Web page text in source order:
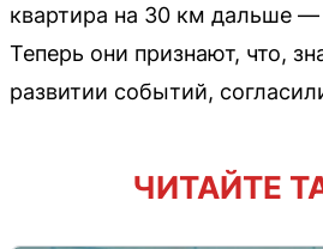
квартира на 30 км дальше
Теперь они признают, что,
развитии событий,
ЧИТАЙТЕ